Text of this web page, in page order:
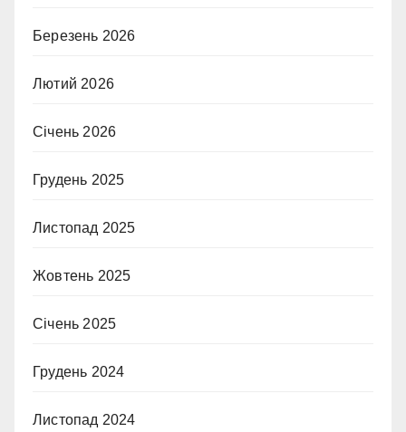
Березень 2026
Лютий 2026
Січень 2026
Грудень 2025
Листопад 2025
Жовтень 2025
Січень 2025
Грудень 2024
Листопад 2024